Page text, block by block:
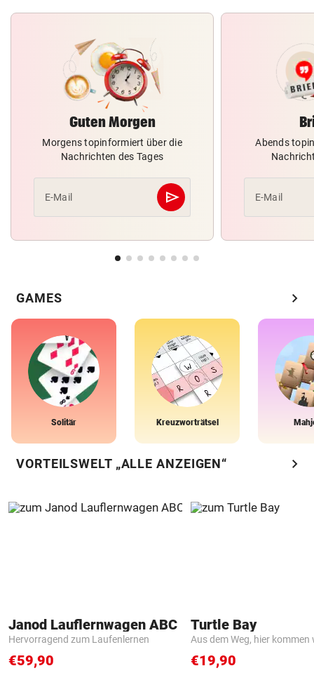
Guten Morgen
Morgens topinformiert über die
Nachrichten des Tages
E-Mail send
Abschicken
Abends
E-Mail
GAMES chevron_right
Solitär Kreuzworträtsel
VORTEILSWELT „ALLE ANZEIGEN“ chevron_right
Janod Lauflernwagen ABC
Hervorragend zum Laufenlernen
€59,90
Turtle Bay
Aus dem Weg, hier kommen
€19,90